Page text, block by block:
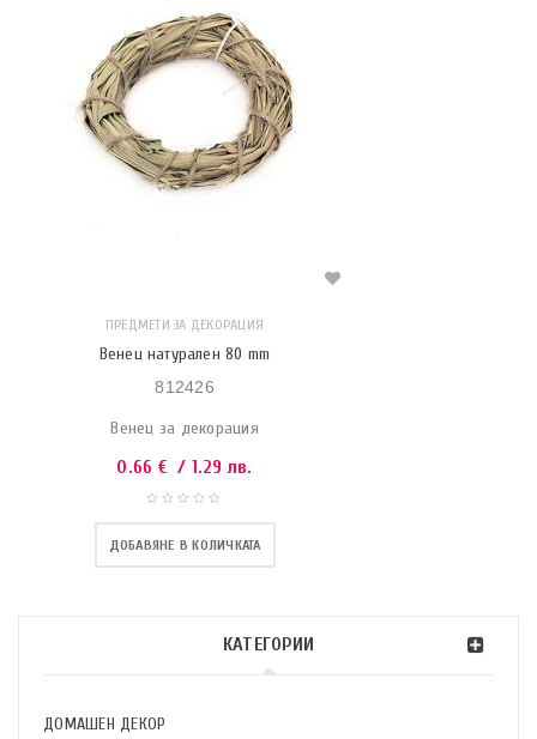
КАТЕГОРИИ
ДОМАШЕН ДЕКОР
ПРЕДМЕТИ ЗА ДЕКОРАЦИЯ
Венец натурален 80 mm
812426
Венец за декорация
0.66 € / 1.29 лв.
ДОБАВЯНЕ В КОЛИЧКАТА